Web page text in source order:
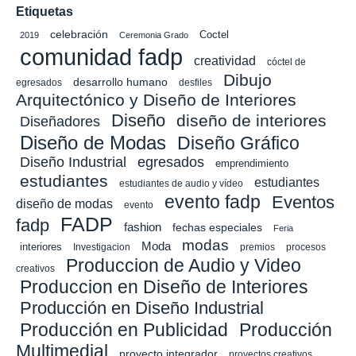
Etiquetas
2019 celebración Ceremonia Grado Coctel
comunidad fadp creatividad
cóctel de
egresados
desarrollo humano desfiles
Dibujo
Arquitectónico y Diseño de Interiores
Diseñadores Diseño diseño de interiores
Diseño de Modas Diseño Gráfico
Diseño Industrial egresados emprendimiento
estudiantes estudiantes de audio y vídeo
estudiantes
diseño de modas
evento evento fadp
Eventos
fadp
FADP fashion fechas especiales Feria
interiores Investigacion Moda modas premios procesos
creativos Produccion de Audio y Video
Produccion en Diseño de Interiores
Producción en Diseño Industrial
Producción en Publicidad
Producción
Multimedial
proyectos creativos